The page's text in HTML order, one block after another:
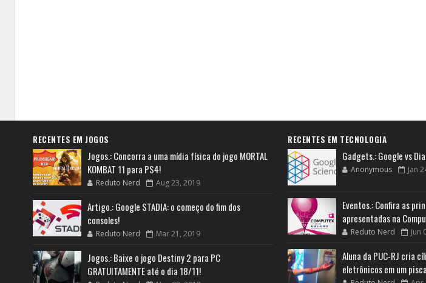
RECENTES EM JOGOS
Jogos.: Concorra a uma mídia física do jogo MORTAL
KOMBAT 11 para PS4!
Reduto Nerd Aug 23, 2019
Artigo.: Google STADIA: o começo do fim dos
consoles!
Reduto Nerd Mar 21, 2019
Jogos.: Baixe o jogo Destiny 2 para PC
GRATUITAMENTE até o dia 18/11!
RECENTES EM TECNOLOGIA
Gadgets.: Google vs
Anonymous Jan
Eventos.: Confira as
apresentadas na
Reduto Nerd Jun
Aluna da PUC-RJ cria
eletrônicos em um